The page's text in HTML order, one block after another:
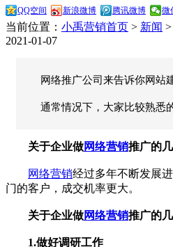
QQ空间 新浪微博 腾讯微博 微
当前位置： 小禹营销首页 > 新闻 >
2021-01-07
网络推广公司来告诉你网站
通常情况下，大家比较熟悉
关于企业做网络营销推广的
网络营销经过多年不断发展
门的客户，成交机率更大。
关于企业做网络营销推广的
1.做好调研工作